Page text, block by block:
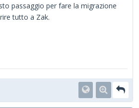
passaggio per fare la migrazione
tutto a Zak.